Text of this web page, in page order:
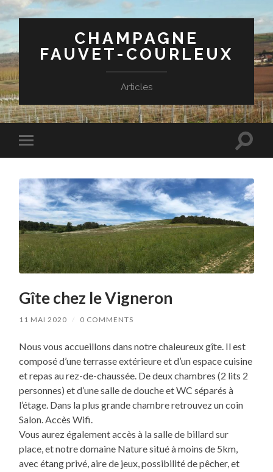
CHAMPAGNE
FAUVET-COURLEUX
Articles
Toggle
mobile
Toggle
Gîte chez le Vigneron
11 MAI 2020 / 0 COMMENTS
Nous vous accueillons dans notre chaleureux gîte. Il est
composé d’une terrasse extérieure et d’un espace cuisine
et repas au rez-de-chaussée. De deux chambres (2 lits 2
personnes) et d’une salle de douche et WC séparés à
l’étage. Dans la plus grande chambre retrouvez un coin
Salon. Accès Wifi.
Vous aurez également accès à la salle de billard sur
place, et notre domaine Nature situé à moins de 5km,
avec étang privé, aire de jeux, possibilité de pêcher, et